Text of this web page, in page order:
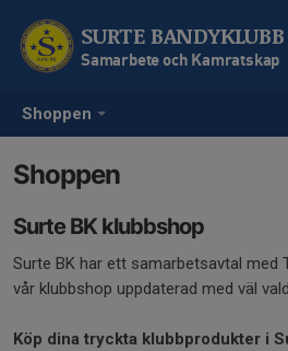
Shoppen
SURTE BANDYKLUBB
Samarbete och Kamratskap
Shoppen
Surte BK klubbshop
Surte BK har ett samarbetsavtal med
vår klubbshop uppdaterad med väl
Köp dina tryckta klubbprodukter i